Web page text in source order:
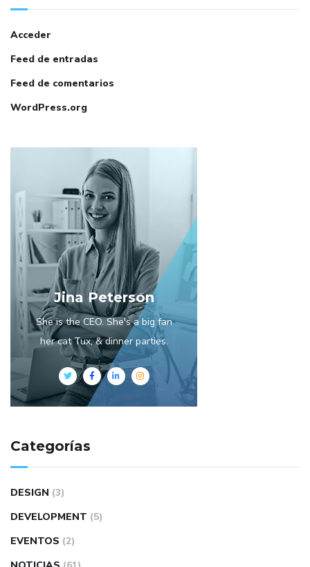
Acceder
Feed de entradas
Feed de comentarios
WordPress.org
Jina Peterson
She is the CEO. She's a big fan
her cat Tux, & dinner parties.
Categorías
DESIGN (3)
DEVELOPMENT (5)
EVENTOS (2)